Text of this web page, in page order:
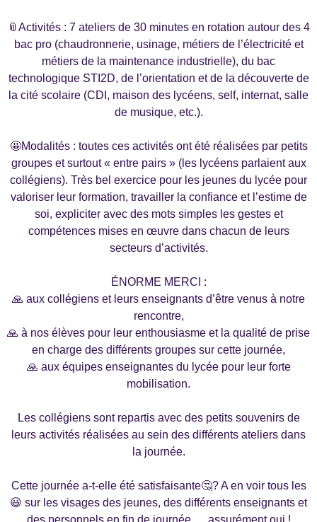
📎Activités : 7 ateliers de 30 minutes en rotation autour des 4
bac pro (chaudronnerie, usinage, métiers de l’électricité et
métiers de la maintenance industrielle), du bac
technologique STI2D, de l’orientation et de la découverte de
la cité scolaire (CDI, maison des lycéens, self, internat, salle
de musique, etc.).
🤩Modalités : toutes ces activités ont été réalisées par petits
groupes et surtout « entre pairs » (les lycéens parlaient aux
collégiens). Très bel exercice pour les jeunes du lycée pour
valoriser leur formation, travailler la confiance et l’estime de
soi, expliciter avec des mots simples les gestes et
compétences mises en œuvre dans chacun de leurs
secteurs d’activités.
ÉNORME MERCI :
🙏 aux collégiens et leurs enseignants d’être venus à notre
rencontre,
🙏 à nos élèves pour leur enthousiasme et la qualité de prise
en charge des différents groupes sur cette journée,
🙏 aux équipes enseignantes du lycée pour leur forte
mobilisation.
Les collégiens sont repartis avec des petits souvenirs de
leurs activités réalisées au sein des différents ateliers dans
la journée.
Cette journée a-t-elle été satisfaisante🤔? A en voir tous les
😃 sur les visages des jeunes, des différents enseignants et
des personnels en fin de journée … assurément oui !